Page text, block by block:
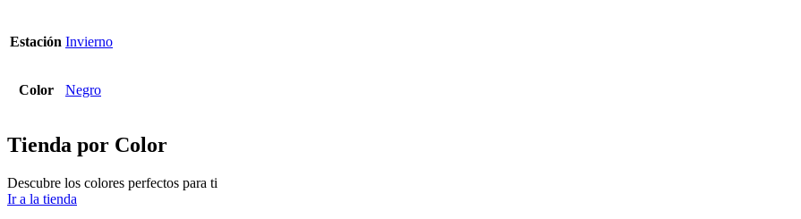
Estación Invierno
Color Negro
Tienda por Color
Descubre los colores perfectos para ti
Ir a la tienda